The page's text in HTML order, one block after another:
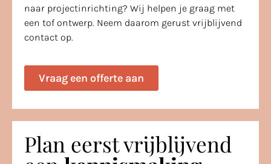
naar projectinrichting? Wij helpen je graag met
een tof ontwerp. Neem daarom gerust vrijblijvend
contact op.
Vraag een offerte aan
Plan eerst vrijblijvend